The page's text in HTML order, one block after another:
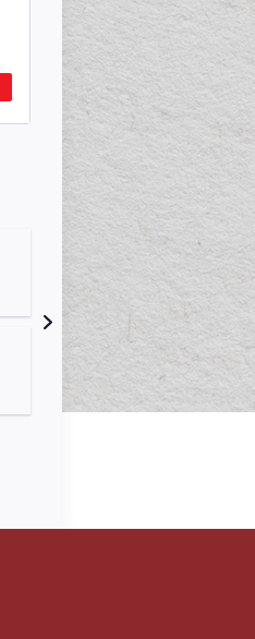
Дом музыки
от 8 500 ₽ Купить
Римско-
г.
Храм
г.